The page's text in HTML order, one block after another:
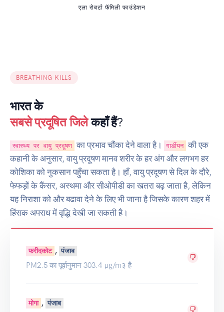
एला रोबर्टा फॅमिली फाउंडेशन
BREATHING KILLS
भारत के
सबसे प्रदूषित जिलेकहाँ हैं?
स्वास्थ्य पर वायु प्रदूषण का प्रभाव चौंका देने वाला है। गार्डीयन की एक
कहानी के अनुसार, वायु प्रदूषण मानव शरीर के हर अंग और लगभग हर
कोशिका को नुकसान पहुँचा सकता है। हाँ, वायु प्रदूषण से दिल के दौरे,
फेफड़ों के कैंसर, अस्थमा और सीओपीडी का खतरा बढ़ जाता है, लेकिन
यह निराशा को और बढावा देने के लिए भी जाना है जिसके कारण शहर में
हिंसक अपराध में वृद्धि देखी जा सकती है।
फरीदकोट , पंजाब
PM2.5 का पूर्वानुमान 303.4 μg/m३ है
मोगा , पंजाब